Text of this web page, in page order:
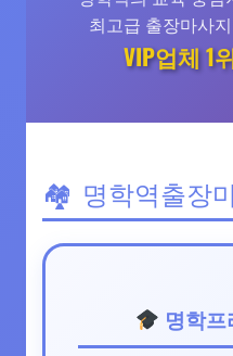
최고급 출장마사
VIP업체 1
명학역출장
명학